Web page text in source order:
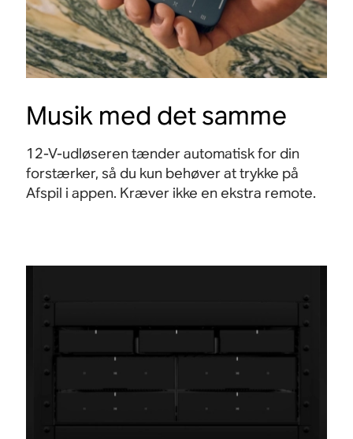
Musik med det samme
12-V-udløseren tænder automatisk for din
forstærker, så du kun behøver at trykke på
Afspil i appen. Kræver ikke en ekstra remote.